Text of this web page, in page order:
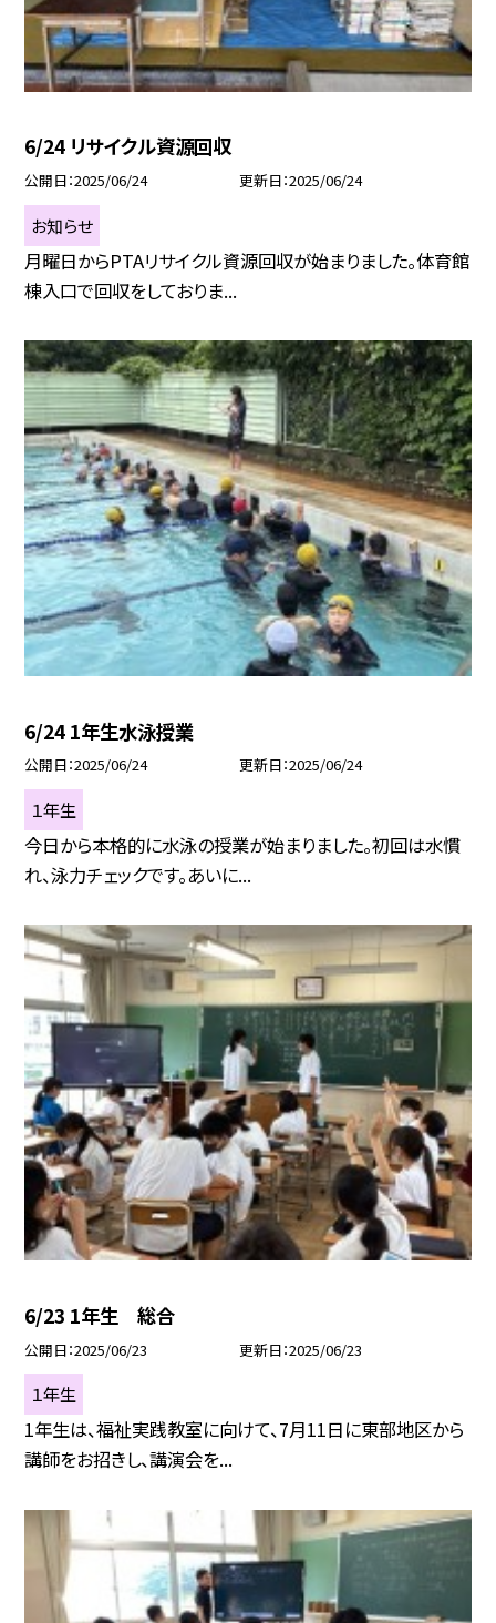
6/24 リサイクル資源回収
公開日 2025/06/24 更新日 2025/06/24
お知らせ
月曜日からPTAリサイクル資源回収が始まりました。体育館
棟入口で回収をしておりま...
6/24 1年生水泳授業
公開日 2025/06/24 更新日 2025/06/24
１年生
今日から本格的に水泳の授業が始まりました。初回は水慣
れ、泳力チェックです。あいに...
6/23 1年生 総合
公開日 2025/06/23 更新日 2025/06/23
１年生
1年生は、福祉実践教室に向けて、7月11日に東部地区から
講師をお招きし、講演会を...